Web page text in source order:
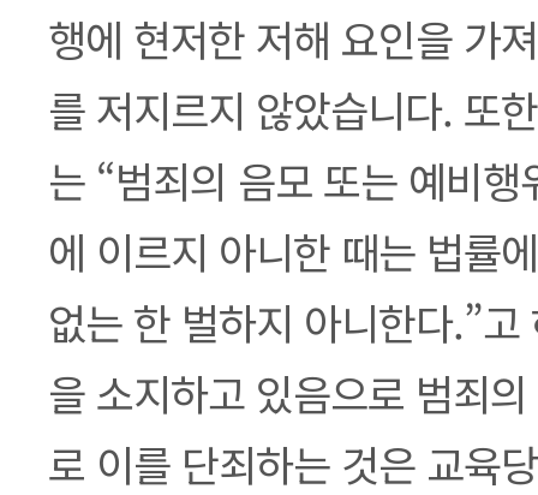
행에 현저한 저해 요인을 가
를 저지르지 않았습니다. 또
는 “범죄의 음모 또는 예비
에 이르지 아니한 때는 법률
없는 한 벌하지 아니한다.”
을 소지하고 있음으로 범죄
로 이를 단죄하는 것은 교육